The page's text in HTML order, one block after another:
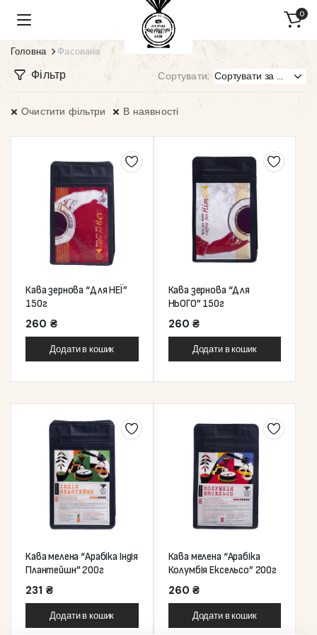
0
Головна Фасована
Фільтр Сортувати:
Очистити фільтри В наявності
Кава зернова “Для НЕЇ”
150г
260 ₴
Додати в кошик
Кава зернова “Для
НЬОГО” 150г
260₴
Додати в кошик
Кава мелена “Арабіка Індія
Плантейшн” 200г
231 ₴
Додати в кошик
Кава мелена “Арабіка
Колумбія Ексельсо” 200г
260₴
Додати в кошик